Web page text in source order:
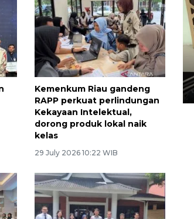
Kemenkum Riau gandeng
RAPP perkuat perlindungan
Kekayaan Intelektual,
dorong produk lokal naik
kelas
29 July 2026 10:22 WIB
3000 batang
merah di Dumai
2025 12:14 WIB